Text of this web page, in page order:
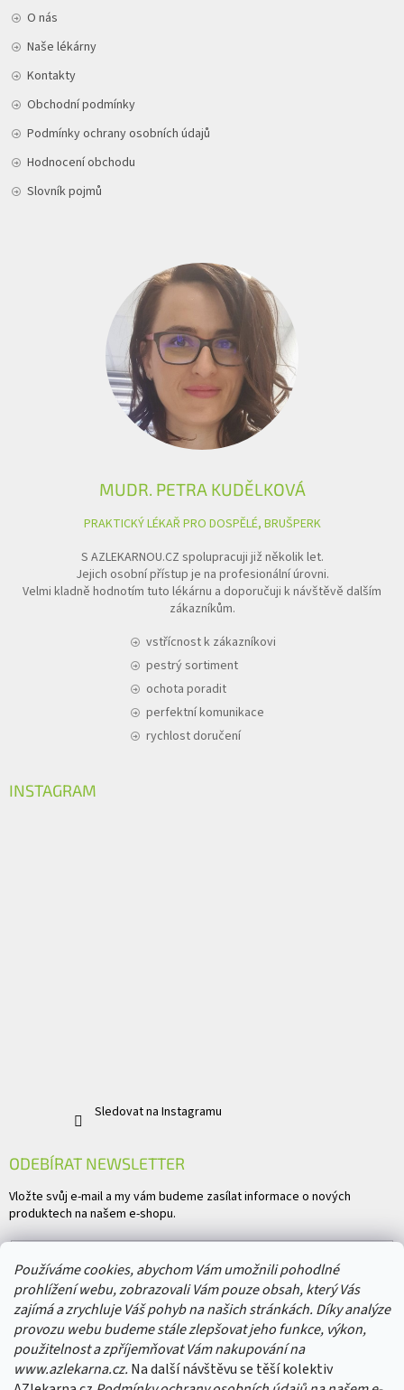
Používáme cookies, abychom Vám umožnili pohodlné
prohlížení webu, zobrazovali Vám pouze obsah, který Vás
zajímá a zrychluje Váš pohyb na našich stránkách. Díky analýze
provozu webu budeme stále zlepšovat jeho funkce, výkon,
použitelnost a zpříjemňovat Vám nakupování na
www.azlekarna.cz. Na další návštěvu se těší kolektiv
O nás
Naše lékárny
Kontakty
Obchodní podmínky
Podmínky ochrany osobních údajů
Hodnocení obchodu
Slovník pojmů
MUDR. PETRA KUDĚLKOVÁ
PRAKTICKÝ LÉKAŘ PRO DOSPĚLÉ, BRUŠPERK
S AZLEKARNOU.CZ spolupracuji již několik let.
Jejich osobní přístup je na profesionální úrovni.
Velmi kladně hodnotím tuto lékárnu a doporučuji k návštěvě dalším
zákazníkům.
vstřícnost k zákazníkovi
pestrý sortiment
ochota poradit
perfektní komunikace
rychlost doručení
INSTAGRAM
Sledovat na Instagramu
ODEBÍRAT NEWSLETTER
Vložte svůj e-mail a my vám budeme zasílat informace o nových
produktech na našem e-shopu.
Vložením e-mailu souhlasíte spodmínkami ochrany osobních údajů
PŘIHLÁSIT SE